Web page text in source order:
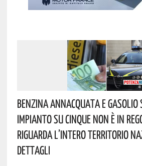
Benzina Annacquata E Gasolio
Impianto Su Cinque Non È In
Riguarda L’intero Territorio
Dettagli